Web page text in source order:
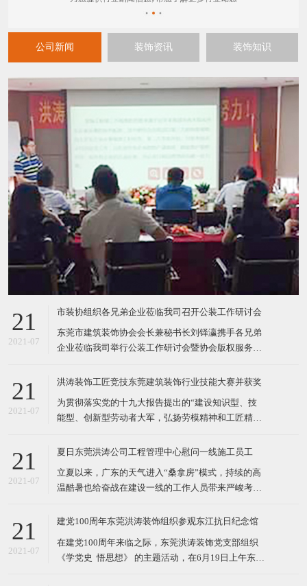
公司新闻 装饰资讯 装饰知识
21
2021-07
市装协组织各兄弟企业莅临我司召开公装工作研讨会
东莞市建筑装饰协会会长兼秘书长刘铎瀛携手各兄弟
企业莅临我司举行公装工作研讨会暨协会版权服务站
装饰、远洋装饰、中铁二十五局装饰、力达装饰、利
业部负责人李先勇给大家分享了第三方监理的检查思
路来源、实施
21
2021-07
洪涛装饰工匠竞技东莞建筑装饰行业技能大赛并获奖
为贯彻落实党的十九大报告提出的“建设知识型、技
能型、创新型劳动者大军，弘扬劳模精神和工匠精
技能人才，普及行业知识，传承工匠精神，弘扬东莞
磋技艺、交流经验、提高技能、展现风采搭建平台。
8月25日
21
2021-07
夏日东莞洪涛公司工程管理中心慰问一线施工员工
立夏以来，广东的天气进入“桑拿房”模式，持续的高
温酷暑也给奋战在建设一线的工作人员带来严峻考
理余总的号召下，洪涛装饰工程管理中心开展慰问活
茶、食品等物资，将企业的关心传递给每一位一线员
工。
21
2021-07
建党100周年东莞洪涛装饰组织参观东江抗日纪念馆
在建党100周年来临之际，东莞洪涛装饰党支部组织
《学党史 悟思想》 的主题活动，在6月19日上午东莞